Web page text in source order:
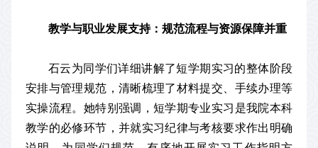
教学与职业发展支持：规范流程与资源保障并重
石云为同学们详细讲解了短学期实习的整体阶段
安排与管理规范，清晰梳理了材料提交、手续办理等
实操流程。她特别强调，短学期专业实习是我院本科
教学的必修环节，并就实习纪律与考核要求作出明确